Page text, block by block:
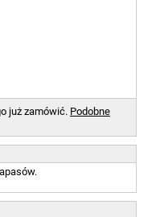
już zamówić. Podobne